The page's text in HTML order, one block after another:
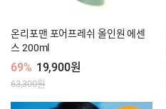
온리포맨 포어프레쉬 올인원 에센
스 200ml
69% 19,900원
63,300원